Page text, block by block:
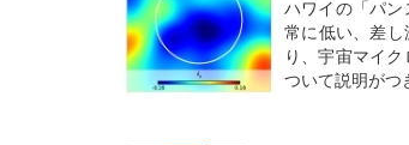
ハワイの「パ
常に低い、差
り、宇宙マイ
ついて説明がつ